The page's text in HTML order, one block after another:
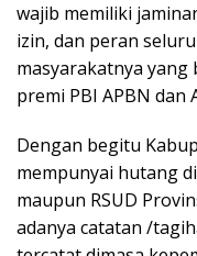
wajib memiliki
izin, dan peran
masyarakatnya
premi PBI APBN dan
Dengan begitu
mempunyai hutang
maupun RSUD
adanya catatan /